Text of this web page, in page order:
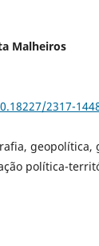
Malheiros
2317-
geopolítica,
política-